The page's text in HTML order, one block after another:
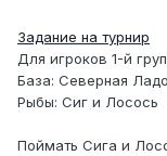
Задание на турнир
Для игроков 1-й
База: Северная
Рыбы: Сиг и Лосось
Поймать Сига и